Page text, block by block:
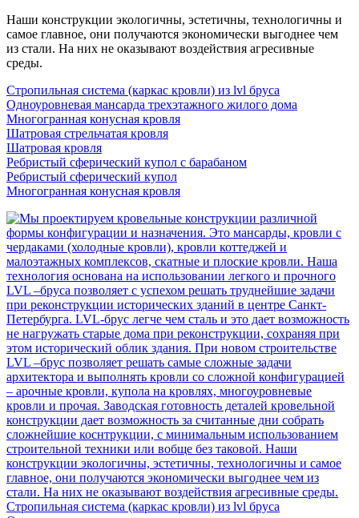
Наши конструкции экологичны, эстетичны, технологичны и
самое главное, они получаются экономически выгоднее чем
из стали. На них не оказывают воздействия агресивные
среды.
Стропильная система (каркас кровли) из lvl бруса
Одноуровневая мансарда трехэтажного жилого дома
Многогранная конусная кровля
Шатровая стрельчатая кровля
Шатровая кровля
Ребристый сферический купол с барабаном
Ребристый сферический купол
Многогранная конусная кровля